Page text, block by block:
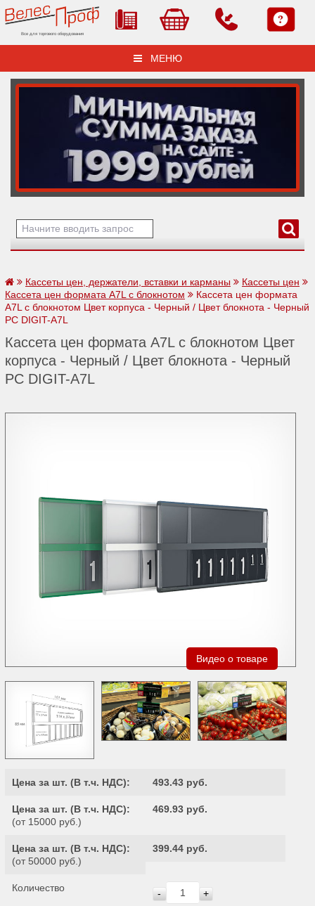
Все для торгового оборудования
МЕНЮ
Кассеты цен, держатели, вставки и карманы
Кассеты цен
Кассета цен формата A7L с блокнотом
Кассета цен формата
A7L с блокнотом Цвет корпуса - Черный / Цвет блокнота - Черный
PC DIGIT-A7L
Кассета цен формата A7L с блокнотом Цвет
корпуса - Черный / Цвет блокнота - Черный
PC DIGIT-A7L
Видео о товаре
Цена за шт. (В т.ч. НДС): 493.43 руб.
Цена за шт. (В т.ч. НДС):
(от 15000 руб.)
469.93 руб.
Цена за шт. (В т.ч. НДС):
(от 50000 руб.)
399.44 руб.
Количество - +